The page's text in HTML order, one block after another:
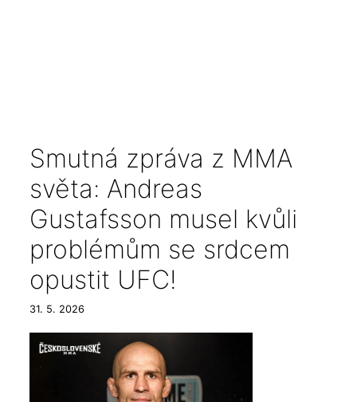
Smutná zpráva z MMA
světa: Andreas
Gustafsson musel kvůli
problémům se srdcem
opustit UFC!
31. 5. 2026